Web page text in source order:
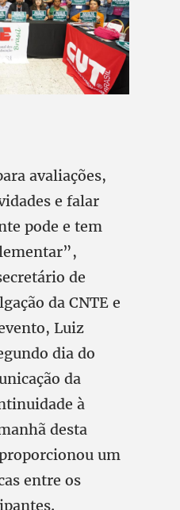
avaliações,
e falar
pode e tem
de
da CNTE e
Luiz
dia do
da
à
desta
um
entre os